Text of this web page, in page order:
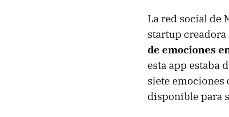
La red social de
startup
de emociones
esta app estaba
siete emociones
disponible para